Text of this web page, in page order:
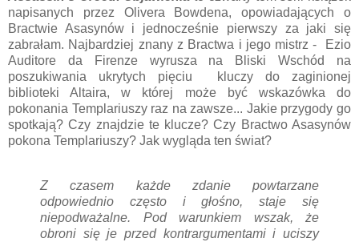
napisanych przez Olivera Bowdena, opowiadających o
Bractwie Asasynów i jednocześnie pierwszy za jaki się
zabrałam. Najbardziej znany z Bractwa i jego mistrz - Ezio
Auditore da Firenze wyrusza na Bliski Wschód na
poszukiwania ukrytych pięciu kluczy do zaginionej
biblioteki Altaira, w której może być wskazówka do
pokonania Templariuszy raz na zawsze... Jakie przygody go
spotkają? Czy znajdzie te klucze? Czy Bractwo Asasynów
pokona Templariuszy? Jak wygląda ten świat?
Z czasem każde zdanie powtarzane
odpowiednio często i głośno, staje się
niepodważalne. Pod warunkiem wszak, że
obroni się je przed kontrargumentami i uciszy